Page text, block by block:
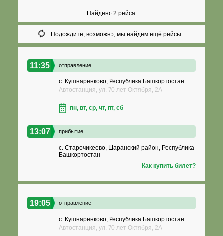
Найдено 2 рейса
Подождите, возможно, мы найдём ещё рейсы...
11:35 отправление
с. Кушнаренково, Республика Башкортостан
Автостанция, ул. 70 лет Октября, 2А
пн, вт, ср, чт, пт, сб
13:07 прибытие
с. Старочикеево, Шаранский район, Республика
Башкортостан
Как купить билет?
19:05 отправление
с. Кушнаренково, Республика Башкортостан
Автостанция, ул. 70 лет Октября, 2А